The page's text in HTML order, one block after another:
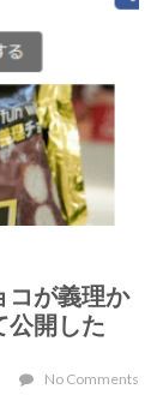
コが義理か
公開した
No Comments